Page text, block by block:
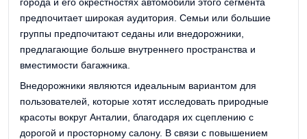
предпочитает широкая аудитория. Семьи или большие
группы предпочитают седаны или внедорожники,
предлагающие больше внутреннего пространства и
вместимости багажника.
Внедорожники являются идеальным вариантом для
пользователей, которые хотят исследовать природные
красоты вокруг Анталии, благодаря их сцеплению с
дорогой и просторному салону. В связи с повышением